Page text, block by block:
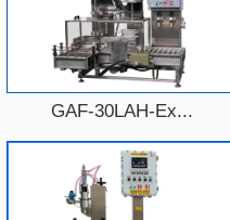
GAF-30LAH-Ex...